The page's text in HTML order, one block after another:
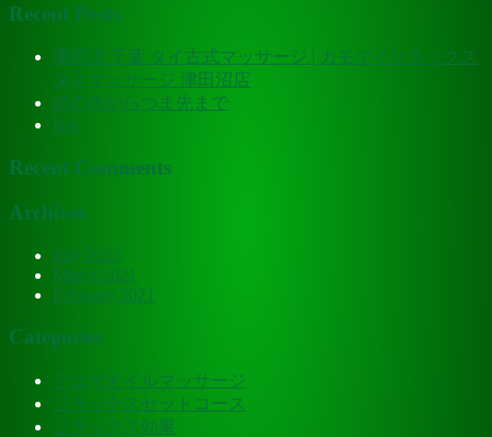
Recent Posts
津田沼 千葉 タイ古式マッサージ | カモマイリラックス
タイマッサージ 津田沼店
頭の先からつま先まで
link
Recent Comments
Archives
July 2022
March 2021
February 2021
Categories
アロマオイルマッサージ
リラックスセットコース
リラックス効果